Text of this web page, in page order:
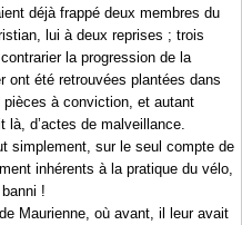
déjà frappé deux membres du
lui à deux reprises ; trois
la progression de la
ont été retrouvées plantées dans
pièces à conviction, et autant
là, d’actes de malveillance.
simplement, sur le seul compte de
inhérents à la pratique du vélo,
!
Maurienne, où avant, il leur avait